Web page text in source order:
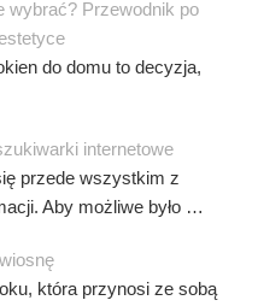
wybrać? Przewodnik po
do domu to decyzja,
internetowe
przede wszystkim z
Aby możliwe było …
która przynosi ze sobą